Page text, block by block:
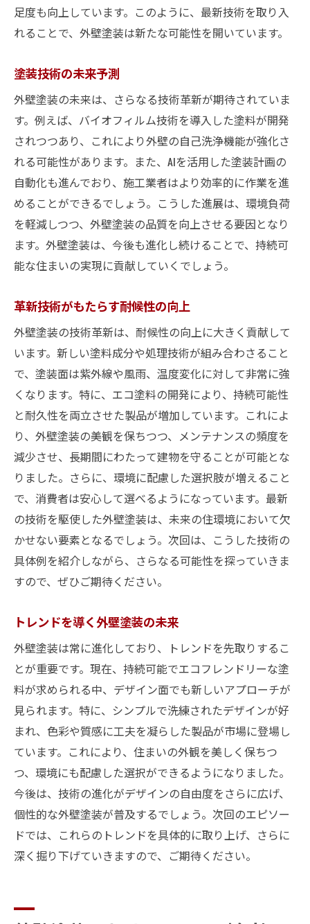
足度も向上しています。このように、最新技術を取り入
れることで、外壁塗装は新たな可能性を開いています。
塗装技術の未来予測
外壁塗装の未来は、さらなる技術革新が期待されていま
す。例えば、バイオフィルム技術を導入した塗料が開発
されつつあり、これにより外壁の自己洗浄機能が強化さ
れる可能性があります。また、AIを活用した塗装計画の
自動化も進んでおり、施工業者はより効率的に作業を進
めることができるでしょう。こうした進展は、環境負荷
を軽減しつつ、外壁塗装の品質を向上させる要因となり
ます。外壁塗装は、今後も進化し続けることで、持続可
能な住まいの実現に貢献していくでしょう。
革新技術がもたらす耐候性の向上
外壁塗装の技術革新は、耐候性の向上に大きく貢献して
います。新しい塗料成分や処理技術が組み合わさること
で、塗装面は紫外線や風雨、温度変化に対して非常に強
くなります。特に、エコ塗料の開発により、持続可能性
と耐久性を両立させた製品が増加しています。これによ
り、外壁塗装の美観を保ちつつ、メンテナンスの頻度を
減少させ、長期間にわたって建物を守ることが可能とな
りました。さらに、環境に配慮した選択肢が増えること
で、消費者は安心して選べるようになっています。最新
の技術を駆使した外壁塗装は、未来の住環境において欠
かせない要素となるでしょう。次回は、こうした技術の
具体例を紹介しながら、さらなる可能性を探っていきま
すので、ぜひご期待ください。
トレンドを導く外壁塗装の未来
外壁塗装は常に進化しており、トレンドを先取りするこ
とが重要です。現在、持続可能でエコフレンドリーな塗
料が求められる中、デザイン面でも新しいアプローチが
見られます。特に、シンプルで洗練されたデザインが好
まれ、色彩や質感に工夫を凝らした製品が市場に登場し
ています。これにより、住まいの外観を美しく保ちつ
つ、環境にも配慮した選択ができるようになりました。
今後は、技術の進化がデザインの自由度をさらに広げ、
個性的な外壁塗装が普及するでしょう。次回のエピソー
ドでは、これらのトレンドを具体的に取り上げ、さらに
深く掘り下げていきますので、ご期待ください。